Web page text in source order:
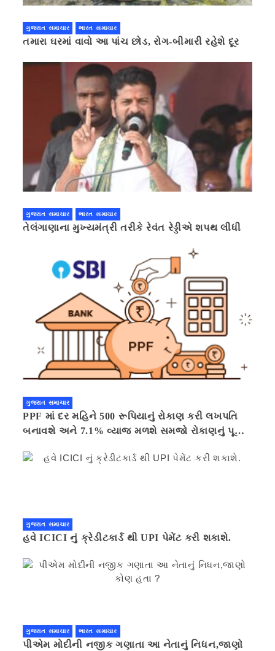
ગુજરાત સમાચાર ભારત સમાચાર
તમારા ઘરમાં વાવો આ પાંચ છોડ, રોગ-બીમારી રહેશે દૂર
ગુજરાત સમાચાર ભારત સમાચાર
તેલંગાણાના મુખ્યમંત્રી તરીકે રેવંત રેડ્ડીએ શપથ લીધી
ગુજરાત સમાચાર
PPF માં દર મહિને 500 રૂપિયાનું રોકાણ કરી લખપતિ
બનાવશે અને 7.1% વ્યાજ મળશે સમજો રોકાણનું પૂરું
ગુજરાત સમાચાર
હવે ICICI નું ક્રેડીટકાર્ડ થી UPI પેમેંટ કરી શકાશે.
ગુજરાત સમાચાર ભારત સમાચાર
પીએમ મોદીની નજીક ગણાતા આ નેતાનું નિધન,જાણો